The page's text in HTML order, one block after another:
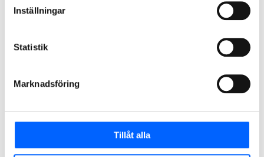
Inställningar
Statistik
Marknadsföring
Tillåt alla
Sollefteå och Ragunda